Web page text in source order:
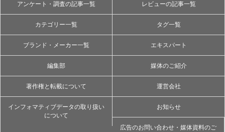
アンケート・調査の記事一覧 レビューの記事一覧
カテゴリー一覧 タグ一覧
ブランド・メーカー一覧 エキスパート
編集部 媒体のご紹介
著作権と転載について 運営会社
インフォマティブデータの取り扱い
について
お知らせ
広告のお問い合わせ・媒体資料のご